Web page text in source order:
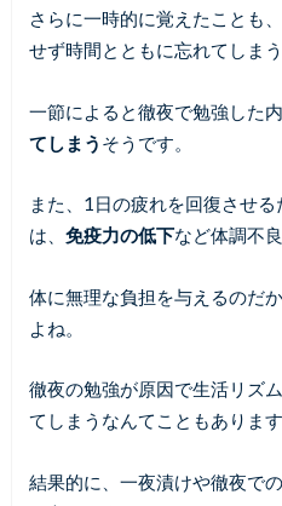
さらに一時的に覚えたことも
せず時間とともに忘れてしまう
一節によると徹夜で勉強した
てしまう そうです。
また、1日の疲れを回復させ
は、 免疫力の低下など体調不
体に無理な負担を与えるのだ
よね。
徹夜の勉強が原因で生活リズ
てしまうなんてこともあります
結果的に、一夜漬けや徹夜で